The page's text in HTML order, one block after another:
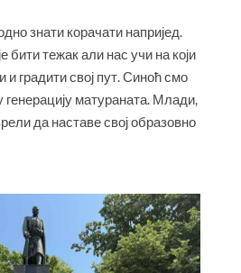
знати корачати напријед.
бити тежак али нас учи на који
и градити свој пут. Синоћ смо
генерацију матураната. Млади,
да наставе свој образовно